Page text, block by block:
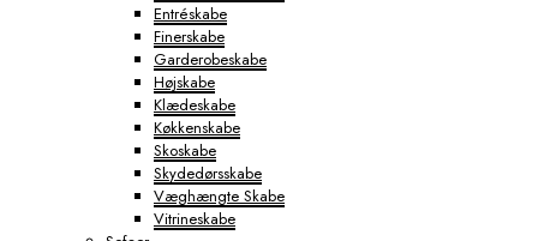
Entréskabe
Finerskabe
Garderobeskabe
Højskabe
Klædeskabe
Køkkenskabe
Skoskabe
Skydedørsskabe
Væghængte Skabe
Vitrineskabe